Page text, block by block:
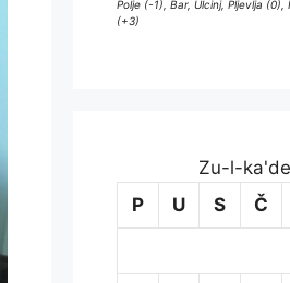
Polje (-1), Bar, Ulcinj, Pljevlja
(+3)
Zu-l-
P
U S Č